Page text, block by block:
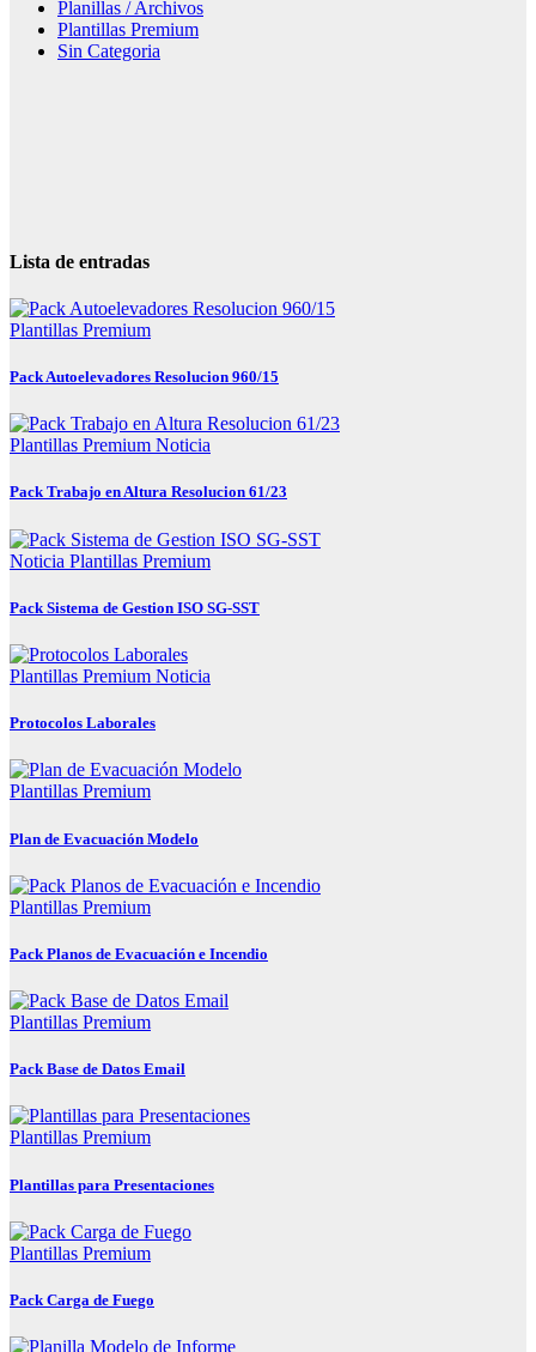
Planillas / Archivos
Plantillas Premium
Sin Categoria
Lista de entradas
Plantillas Premium
Pack Autoelevadores Resolucion 960/15
Plantillas Premium Noticia
Pack Trabajo en Altura Resolucion 61/23
Noticia Plantillas Premium
Pack Sistema de Gestion ISO SG-SST
Plantillas Premium Noticia
Protocolos Laborales
Plantillas Premium
Plan de Evacuación Modelo
Plantillas Premium
Pack Planos de Evacuación e Incendio
Plantillas Premium
Pack Base de Datos Email
Plantillas Premium
Plantillas para Presentaciones
Plantillas Premium
Pack Carga de Fuego